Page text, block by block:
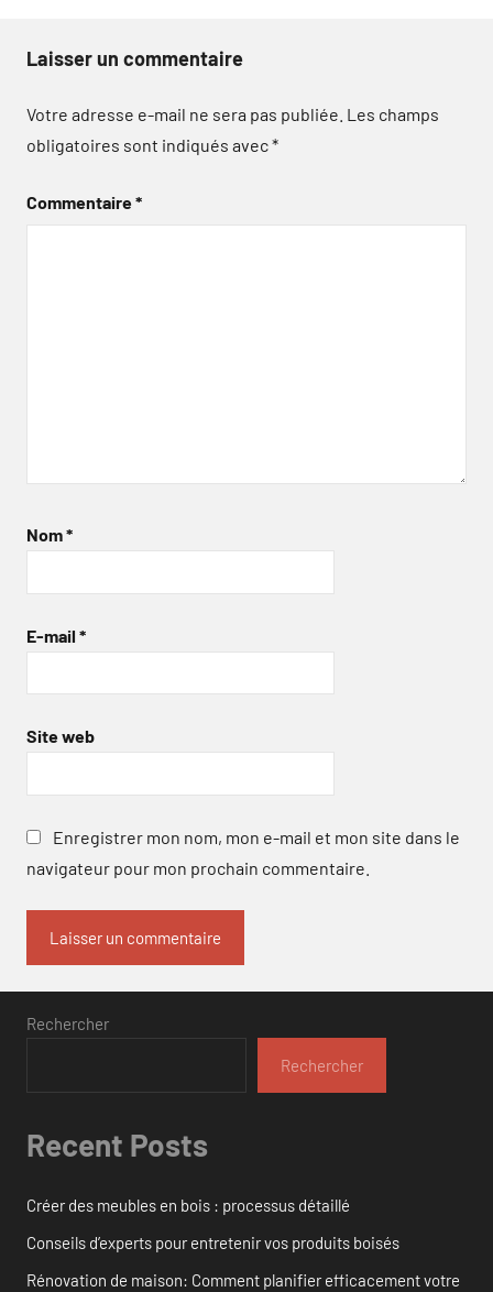
Laisser un commentaire
Votre adresse e-mail ne sera pas publiée. Les champs
obligatoires sont indiqués avec*
Commentaire*
Nom*
E-mail *
Site web
Enregistrer mon nom, mon e-mail et mon site dans le
navigateur pour mon prochain commentaire.
Rechercher
Rechercher
Recent Posts
Créer des meubles en bois : processus détaillé
Conseils d’experts pour entretenir vos produits boisés
Rénovation de maison: Comment planifier efficacement votre